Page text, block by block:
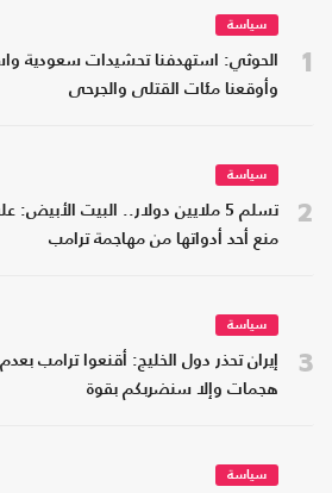
1
سياسة
الحوثي: استهدفنا تحشيدات سعودية
وأوقعنا مئات القتلى والجرحى
2
سياسة
تسلم 5 ملايين دولار.. البيت الأبيض:
منع أحد أدواتها من مهاجمة ترامب
3
سياسة
إيران تحذر دول الخليج: أقنعوا ترامب
هجمات وإلا سنضربكم بقوة
سياسة